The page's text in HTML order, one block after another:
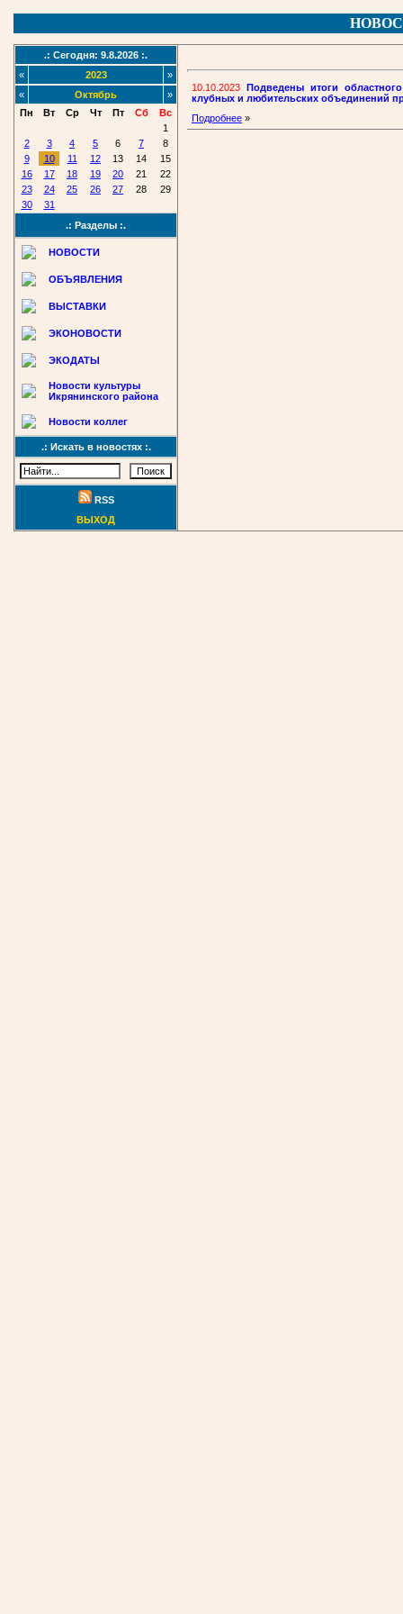
.: Сегодня: 9.8.2026 :.
«
2023
»
«
Октябрь
»
Пн
Вт Ср Чт Пт Сб
Вс
1
2
3 4 5 6 7
8
9
10 11 12 13 14
15
16
17 18 19 20 21
22
23
24 25 26 27 28
29
30
31
.: Разделы :.
НОВОСТИ
ОБЪЯВЛЕНИЯ
ВЫСТАВКИ
ЭКОНОВОСТИ
ЭКОДАТЫ
Новости культуры
Икрянинского района
Новости коллег
.: Искать в новостях :.
RSS
ВЫХОД
10.10.2023 Подведены итоги
клубных и любительских объединений
Подробнее »